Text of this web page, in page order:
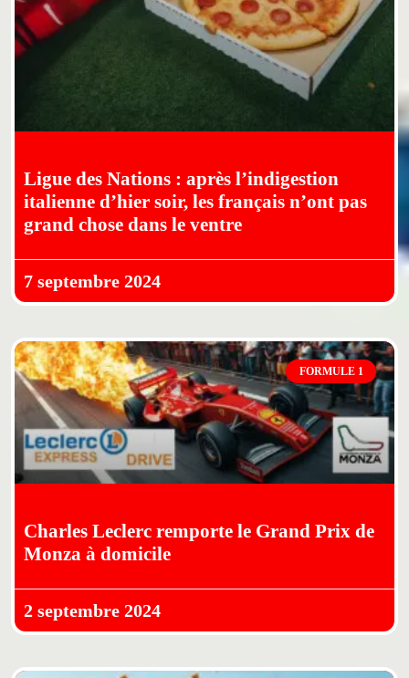
Ligue des Nations : après l’indigestion
italienne d’hier soir, les français n’ont pas
grand chose dans le ventre
7 septembre 2024
FORMULE 1
Charles Leclerc remporte le Grand Prix de
Monza à domicile
2 septembre 2024